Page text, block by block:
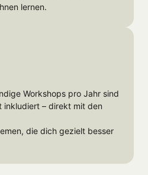
lernen.
Workshops pro Jahr sind
inkludiert – direkt mit den
die dich gezielt besser